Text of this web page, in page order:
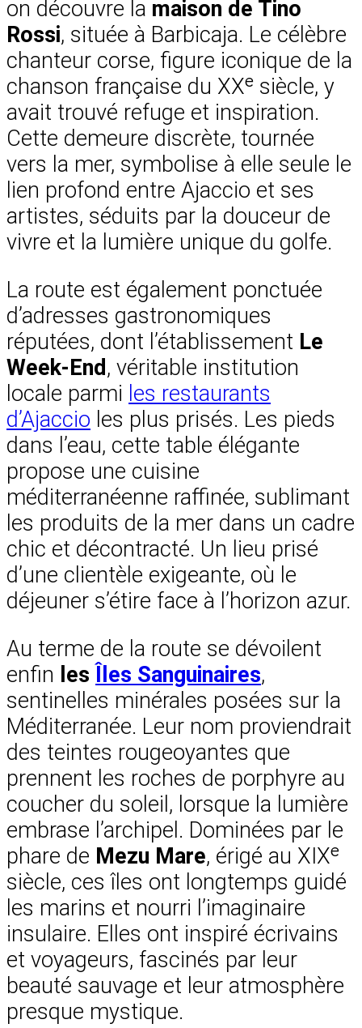
on découvre la maison de Tino
Rossi, située à Barbicaja. Le célèbre
chanteur corse, figure iconique de la
chanson française du XXᵉ siècle, y
avait trouvé refuge et inspiration.
Cette demeure discrète, tournée
vers la mer, symbolise à elle seule le
lien profond entre Ajaccio et ses
artistes, séduits par la douceur de
vivre et la lumière unique du golfe.
La route est également ponctuée
d’adresses gastronomiques
réputées, dont l’établissement Le
Week-End , véritable institution
locale parmi les restaurants
d’Ajaccio les plus prisés. Les pieds
dans l’eau, cette table élégante
propose une cuisine
méditerranéenne raffinée, sublimant
les produits de la mer dans un cadre
chic et décontracté. Un lieu prisé
d’une clientèle exigeante, où le
déjeuner s’étire face à l’horizon azur.
Au terme de la route se dévoilent
enfin les Îles Sanguinaires,
sentinelles minérales posées sur la
Méditerranée. Leur nom proviendrait
des teintes rougeoyantes que
prennent les roches de porphyre au
coucher du soleil, lorsque la lumière
embrase l’archipel. Dominées par le
phare de Mezu Mare, érigé au XIXᵉ
siècle, ces îles ont longtemps guidé
les marins et nourri l’imaginaire
insulaire. Elles ont inspiré écrivains
et voyageurs, fascinés par leur
beauté sauvage et leur atmosphère
presque mystique.